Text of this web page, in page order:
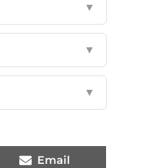
▼
▼
▼
Email